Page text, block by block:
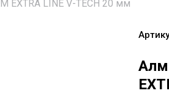
EXTRA LINE V-TECH 20 мм